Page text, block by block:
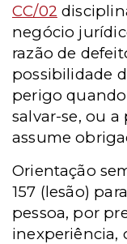
CC/02
negócio
razão de
possibilidade
perigo
salvar-se, ou a
assume
Orientação
157 (lesão)
pessoa, por
inexperiência,